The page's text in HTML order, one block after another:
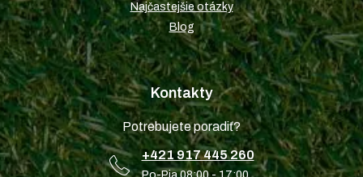
Najčastejšie otázky
Blog
Kontakty
Potrebujete poradiť?
+421 917 445 260